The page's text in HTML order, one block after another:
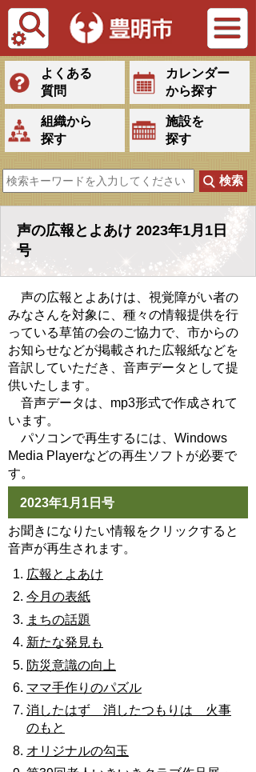
Tiếng Việt
よくある
質問
カレンダー
から探す
組織から
探す
施設を
探す
声の広報とよあけ 2023年1月1日
号
声の広報とよあけは、視覚障がい者の
みなさんを対象に、種々の情報提供を行
っている草笛の会のご協力で、市からの
お知らせなどが掲載された広報紙などを
音訳していただき、音声データとして提
供いたします。
音声データは、mp3形式で作成されて
います。
パソコンで再生するには、Windows
Media Playerなどの再生ソフトが必要で
す。
2023年1月1日号
お聞きになりたい情報をクリックすると
音声が再生されます。
広報とよあけ
今月の表紙
まちの話題
新たな発見も
防災意識の向上
ママ手作りのパズル
消したはず 消したつもりは 火事
のもと
オリジナルの勾玉